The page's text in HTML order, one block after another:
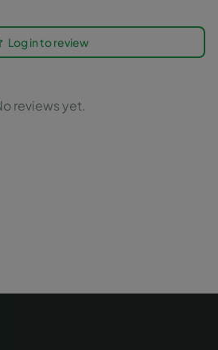
Log in to review
reviews yet.